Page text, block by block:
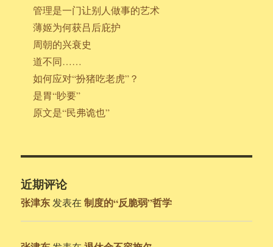
管理是一门让别人做事的艺术
薄姬为何获吕后庇护
周朝的兴衰史
道不同……
如何应对“扮猪吃老虎”？
是胃“眇要”
原文是“民弗诡也”
近期评论
张津东 发表在制度的“反脆弱”哲学